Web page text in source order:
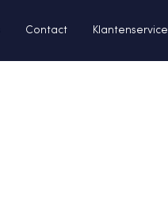
Contact Klantenservice